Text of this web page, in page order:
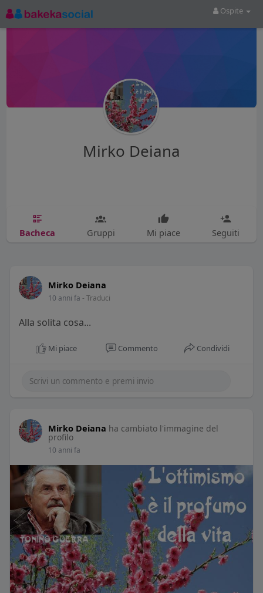
Ospite
Mirko Deiana
Bacheca Gruppi Mi piace Seguiti
Mirko Deiana
10 anni fa - Traduci
Alla solita cosa...
Mi piace Commento Condividi
Mirko Deiana ha cambiato l'immagine del
profilo
10 anni fa